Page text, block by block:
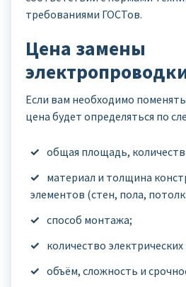
требованиями ГОСТов.
Цена замены
Если вам необходимо
цена будет определяться по
общая площадь,
материал и толщина
элементов (стен, пола,
способ монтажа;
количество электрических
объём, сложность и